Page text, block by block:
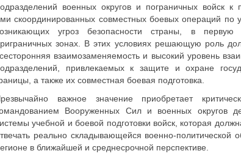
военных округов и пограничных войск к
скоординированных совместных боевых операций по
угроз безопасности страны, в первую
зонах. В этих условиях решающую роль
взаимозаменяемость и высокий уровень
привлекаемых к защите и охране
а также их совместная боевая подготовка.
важное значение приобретает
Вооруженных Сил и военных округов
учебной и боевой подготовки войск, которая
реально складывающейся военно-политической
в ближайшей и среднесрочной перспективе.